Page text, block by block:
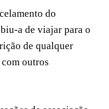
do
a de viajar para o
de qualquer
outros